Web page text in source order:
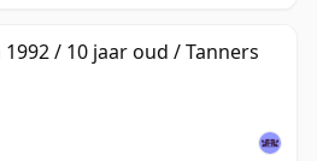
1992 / 10 jaar oud / Tanners